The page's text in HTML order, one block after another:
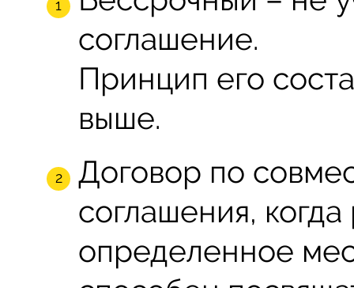
соглашение.
Принцип его
выше.
Договор по
соглашения,
определенное